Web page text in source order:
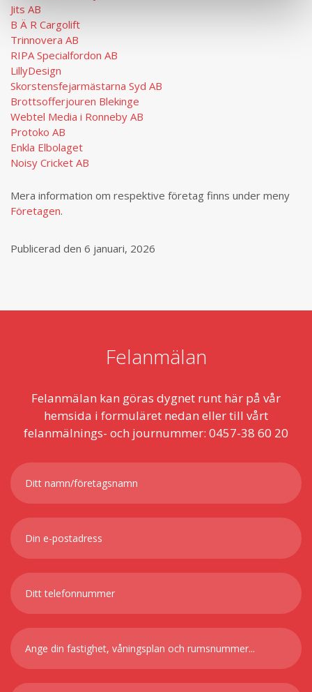
Jits AB
B Ä R Cargolift
Trinnovera AB
RIPA Specialfordon AB
LillyDesign
Skorstensfejarmästarna Syd AB
Brottsofferjouren Blekinge
Webtel Media i Ronneby AB
Protoko AB
Enkla Elbolaget
Noisy Cricket AB
Mera information om respektive företag finns under meny
Företagen.
Publicerad den 6 januari, 2026
Felanmälan
Felanmälan kan göras dygnet runt här på vår
hemsida i formuläret nedan eller till vårt
felanmälnings- och journummer: 0457-38 60 20